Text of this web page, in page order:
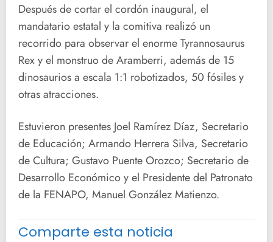
Después de cortar el cordón inaugural, el
mandatario estatal y la comitiva realizó un
recorrido para observar el enorme Tyrannosaurus
Rex y el monstruo de Aramberri, además de 15
dinosaurios a escala 1:1 robotizados, 50 fósiles y
otras atracciones.
Estuvieron presentes Joel Ramírez Díaz, Secretario
de Educación; Armando Herrera Silva, Secretario
de Cultura; Gustavo Puente Orozco; Secretario de
Desarrollo Económico y el Presidente del Patronato
de la FENAPO, Manuel González Matienzo.
Comparte esta noticia